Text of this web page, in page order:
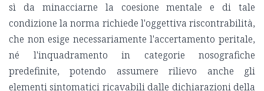
sì da minacciarne la coesione mentale e di tale
condizione la norma richiede l'oggettiva riscontrabilità,
che non esige necessariamente l'accertamento peritale,
né l'inquadramento in categorie nosografiche
predefinite, potendo assumere rilievo anche gli
elementi sintomatici ricavabili dalle dichiarazioni della